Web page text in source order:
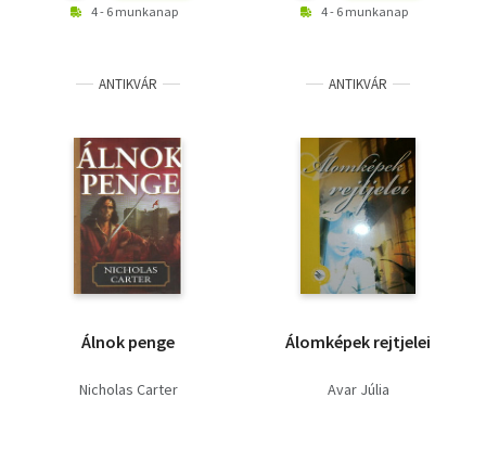
4 - 6 munkanap 4 - 6 munkanap
ANTIKVÁR
Álnok penge
Nicholas Carter
ANTIKVÁR
Álomképek rejtjelei
Avar Júlia